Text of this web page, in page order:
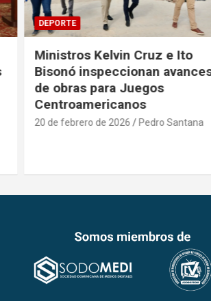
DEPORTE
Ministros Kelvin Cruz e Ito
Bisonó inspeccionan avances
de obras para Juegos
Centroamericanos
20 de febrero de 2026 Pedro Santana